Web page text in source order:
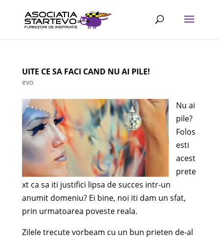
UITE CE SA FACI CAND NU AI PILE!
evo
Nu ai
pile?
Folos
esti
acest
prete
xt ca sa iti justifici lipsa de succes intr-un
anumit domeniu? Ei bine, noi iti dam un sfat,
prin urmatoarea poveste reala.
Zilele trecute vorbeam cu un bun prieten de-al